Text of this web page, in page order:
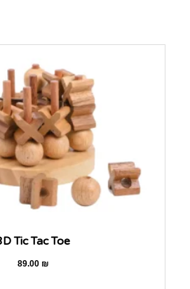
3D Tic Tac Toe
89.00₪